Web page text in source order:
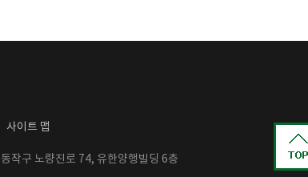
사이트 맵
작구 노량진로 74, 유한양행빌딩 6층